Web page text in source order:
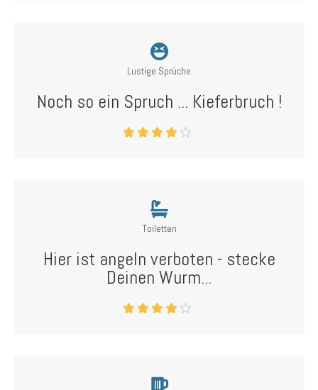
Lustige Sprüche
Noch so ein Spruch ... Kieferbruch !
Toiletten
Hier ist angeln verboten - stecke
Deinen Wurm...